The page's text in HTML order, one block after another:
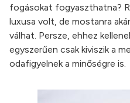
fogásokat fogyaszthatna?
luxusa volt, de mostanra
válhat. Persze, ehhez
egyszerűen csak kiviszik a
odafigyelnek a minőségre is.